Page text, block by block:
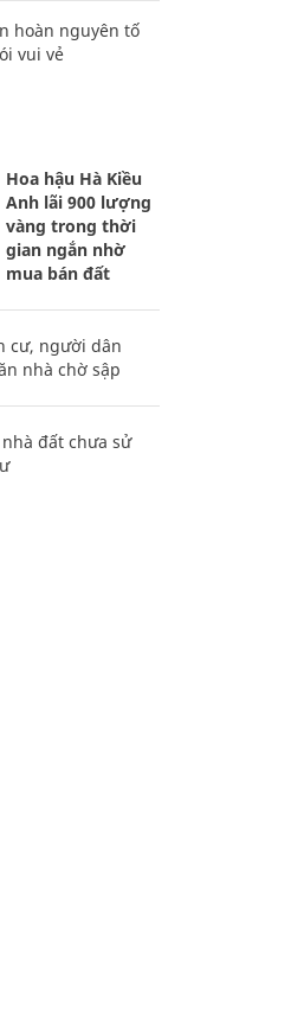
hoàn nguyên tố
vui vẻ
Hoa hậu Hà Kiều
Anh lãi 900 lượng
vàng trong thời
gian ngắn nhờ
mua bán đất
cư, người dân
nhà chờ sập
đất chưa sử